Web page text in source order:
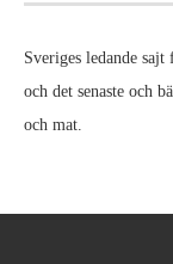
Sveriges ledande
och det senaste och
och mat.